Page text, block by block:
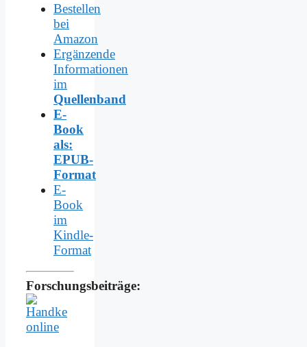
Bestellen
bei
Amazon
Ergänzende
Informationen
im
Quellenband
E-
Book
als:
EPUB-
Format
E-
Book
im
Kindle-
Format
Forschungsbeiträge: